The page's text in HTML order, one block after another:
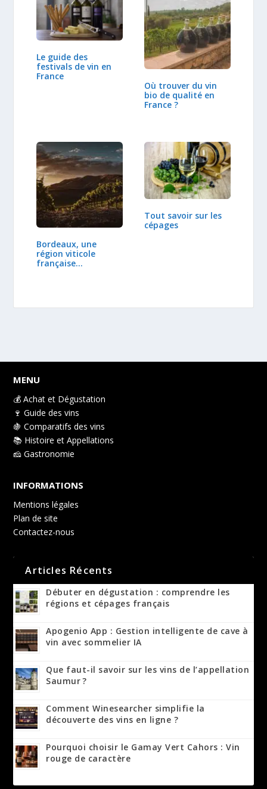
Le guide des
festivals de vin en
France
Où trouver du vin
bio de qualité en
France ?
Bordeaux, une
région viticole
française
Tout savoir sur les
cépages
MENU
💰 Achat et Dégustation
🍷 Guide des vins
🍇 Comparatifs des vins
📚 Histoire et Appellations
🧀 Gastronomie
INFORMATIONS
Mentions légales
Plan de site
Contactez-nous
Articles Récents
Débuter en dégustation : comprendre les
régions et cépages français
Apogenio App : Gestion intelligente de cave à
vin avec sommelier IA
Que faut-il savoir sur les vins de l’appellation
Saumur ?
Comment Winesearcher simplifie la
découverte des vins en ligne ?
Pourquoi choisir le Gamay Vert Cahors : Vin
rouge de caractère